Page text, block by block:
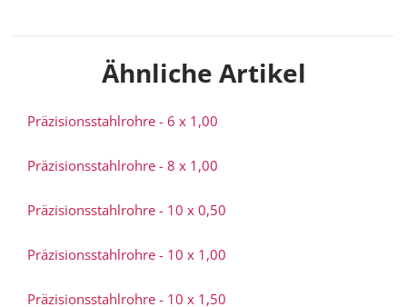
Ähnliche Artikel
Präzisionsstahlrohre - 6 x 1,00
Präzisionsstahlrohre - 8 x 1,00
Präzisionsstahlrohre - 10 x 0,50
Präzisionsstahlrohre - 10 x 1,00
Präzisionsstahlrohre - 10 x 1,50